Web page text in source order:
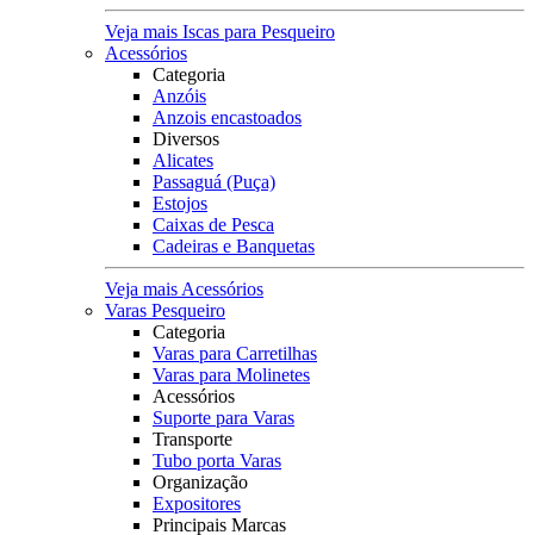
Veja mais Iscas para Pesqueiro
Acessórios
Categoria
Anzóis
Anzois encastoados
Diversos
Alicates
Passaguá (Puça)
Estojos
Caixas de Pesca
Cadeiras e Banquetas
Veja mais Acessórios
Varas Pesqueiro
Categoria
Varas para Carretilhas
Varas para Molinetes
Acessórios
Suporte para Varas
Transporte
Tubo porta Varas
Organização
Expositores
Principais Marcas